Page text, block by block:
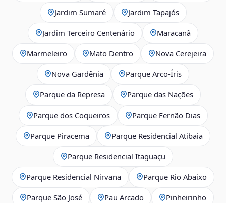
Jardim Sumaré Jardim Tapajós
Jardim Terceiro Centenário Maracanã
Marmeleiro Mato Dentro Nova Cerejeira
Nova Gardênia Parque Arco-Íris
Parque da Represa Parque das Nações
Parque dos Coqueiros Parque Fernão Dias
Parque Piracema Parque Residencial Atibaia
Parque Residencial Itaguaçu
Parque Residencial Nirvana Parque Rio Abaixo
Parque São José Pau Arcado Pinheirinho